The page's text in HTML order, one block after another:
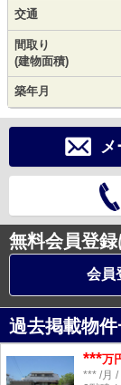
交通
間取り
(建物面積)
築年月
メ
無料会員登
会員
過去掲載物
***万
*** /月